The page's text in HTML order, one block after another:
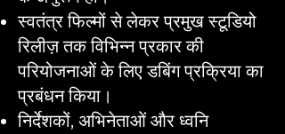
स्वतंत्र फिल्मों से लेकर प्रमुख स्टूडियो
रिलीज़ तक विभिन्न प्रकार की
परियोजनाओं के लिए डबिंग प्रक्रिया का
प्रबंधन किया।
निर्देशकों, अभिनेताओं और ध्वनि